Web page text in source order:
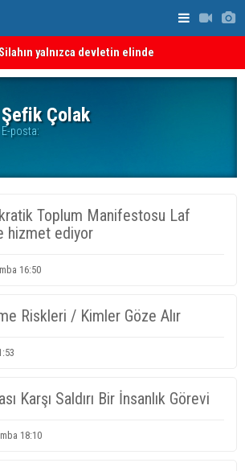
yalnızca devletin elinde
Şefik Çolak
E-posta:
Toplum Manifestosu Laf
hizmet ediyor
16:50
Riskleri / Kimler Göze Alır
Karşı Saldırı Bir İnsanlık Görevi
18:10